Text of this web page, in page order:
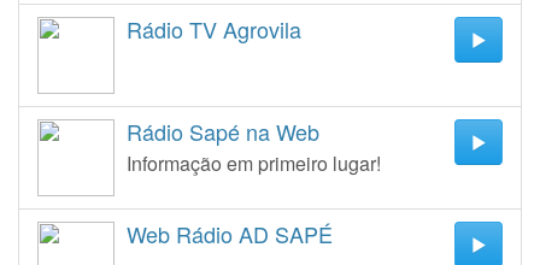
Rádio TV Agrovila
Rádio Sapé na Web
Informação em primeiro lugar!
Web Rádio AD SAPÉ